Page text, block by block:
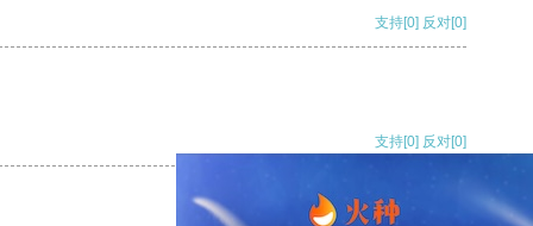
支持[0] 反对[0]
支持[0] 反对[0]